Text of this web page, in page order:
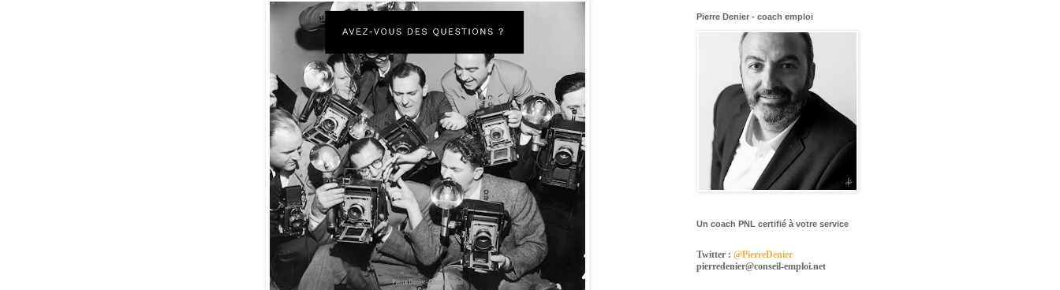
Pierre Denier - coach emploi
Un coach PNL certifié à votre service
Twitter : @PierreDenier
pierredenier@conseil-emploi.net